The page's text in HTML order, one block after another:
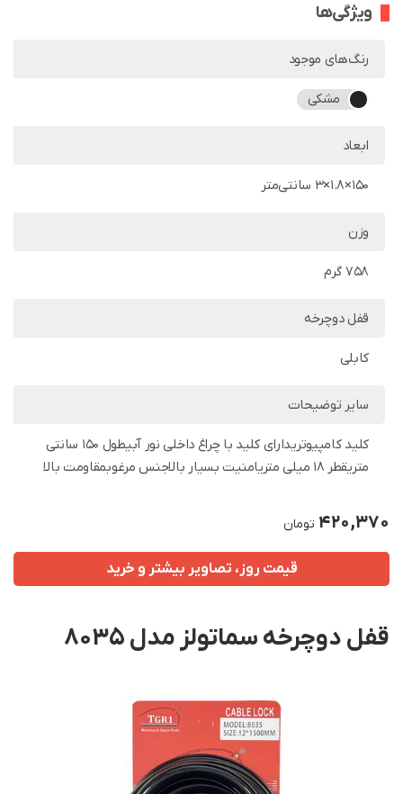
ویژگی‌ها
رنگ‌های موجود
مشکی
ابعاد
150×1.8×3 سانتی‌متر
وزن
758 گرم
قفل دوچرخه
کابلی
سایر توضیحات
کلید کامپیوتریدارای کلید با چراغ داخلی نور آبیطول 150 سانتی
متریقطر 18 میلی متریامنیت بسیار بالاجنس مرغوبمقاومت بالا
420,370 تومان
قیمت روز، تصاویر بیشتر و خرید
قفل دوچرخه سماتولز مدل 8035